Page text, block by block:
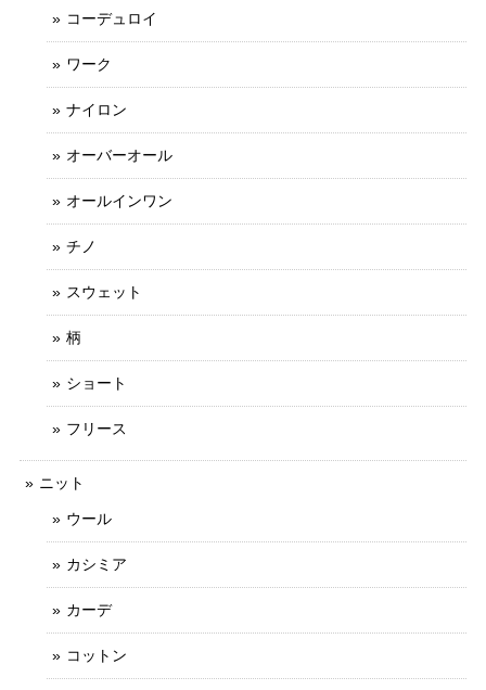
コーデュロイ
ワーク
ナイロン
オーバーオール
オールインワン
チノ
スウェット
柄
ショート
フリース
ニット
ウール
カシミア
カーデ
コットン